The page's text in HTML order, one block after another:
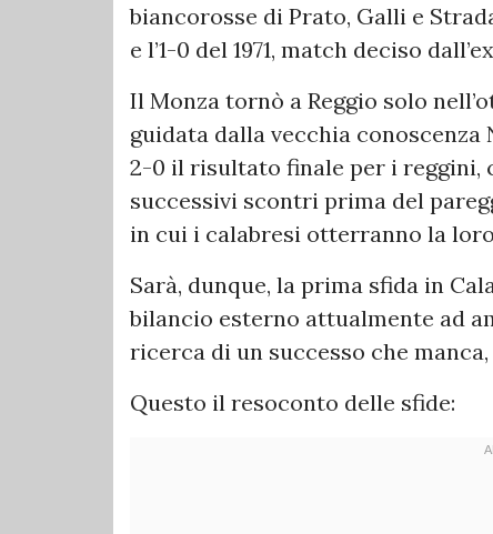
biancorosse di Prato, Galli e
e l’1-0 del 1971, match deciso
Il Monza tornò a Reggio solo
guidata dalla vecchia
2-0 il risultato finale per i reggini,
successivi scontri prima del
in cui i calabresi otterranno la
Sarà, dunque, la prima sfida in
bilancio esterno attualmente ad
ricerca di un successo che
Questo il resoconto delle sfide: